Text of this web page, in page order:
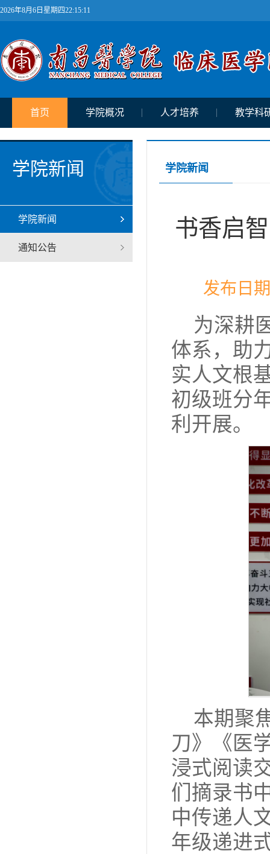
2026年8月6日星期四22:15:12
首页 学院概况 人才培养 教学科
学院新闻
学院新闻
通知公告
学院新闻
书香启
发布日
为深耕
体系，助
实人文根
初级班分
利开展。
本期聚
刀》《医
浸式阅读
们摘录书
中传递人
年级递进